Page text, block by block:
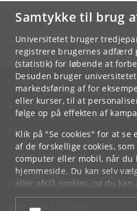
Samtykke til brug
Universitetet bruger
registrere brugernes adfærd
(statistik) for løbende at
Desuden bruger
markedsføring af for
eller kurser, til at
følge op på effekten af
Klik på "Se cookies" for at se
af de forskellige cookies,
computer eller mobil, når du
hjemmeside. Du kan selv
eller afslå cookies, og du
underCookie- og
bunden af hver side.
Kontakt:
Københavns Universitet
@ku.dk
KØBENHAVNS UNIVERSITET
KONTAKT
SERVICES
FOR STUDERENDE OG
JOB OG KARRIERE
NØDSITUATIONER